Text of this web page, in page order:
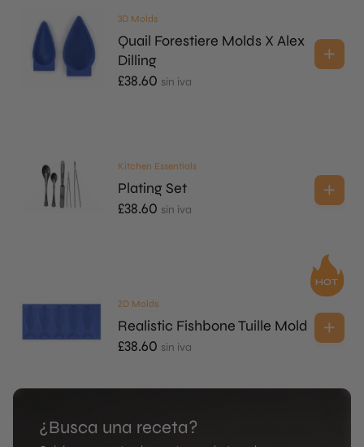
3D Molds
Quail Forestiere Molds X Alex
Dilling
£38.60 sin iva
Kitchen Essentials
Plating Set
£38.60 sin iva
2D Molds
Realistic Fishbone Tuille Mold
£38.60 sin iva
¿Busca una receta?